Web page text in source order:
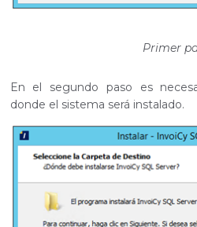
Primer
En el segundo paso es
donde el sistema será instalado.